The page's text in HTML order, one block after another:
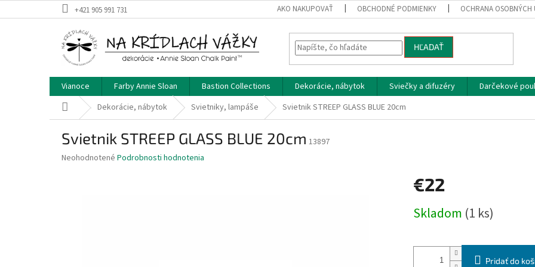
na
+421 905 991 731 AKO NAKUPOVAŤ OBCHODNÉ PODMIENKY OCHRANA OSOBNÝCH
HĽADAŤ
Vianoce Farby Annie Sloan Bastion Collections Dekorácie, nábytok Sviečky a difuzéry Darčekové
DomovDekorácie, nábytok Svietniky, lampáše Svietnik STREEP GLASS BLUE 20cm
Svietnik STREEP GLASS BLUE 20cm 13897
Priemerné
Neohodnotené Podrobnosti hodnotenia
€22
cena:
Skladom (1 ks)
Pridať do